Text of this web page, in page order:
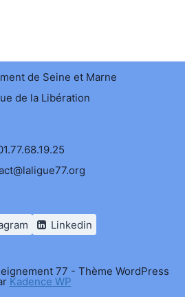
de Seine et Marne
de la Libération
Linkedin
77 - Thème WordPress
Kadence WP